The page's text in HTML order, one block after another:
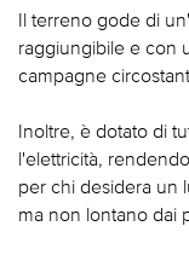
Il terreno gode di
raggiungibile e con
campagne
Inoltre, è dotato di
l'elettricità,
per chi desidera un
ma non lontano dai